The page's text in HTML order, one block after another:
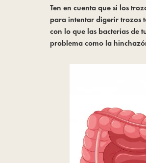
Ten en cuenta que si los
para intentar digerir trozos
con lo que las bacterias de
problema como la